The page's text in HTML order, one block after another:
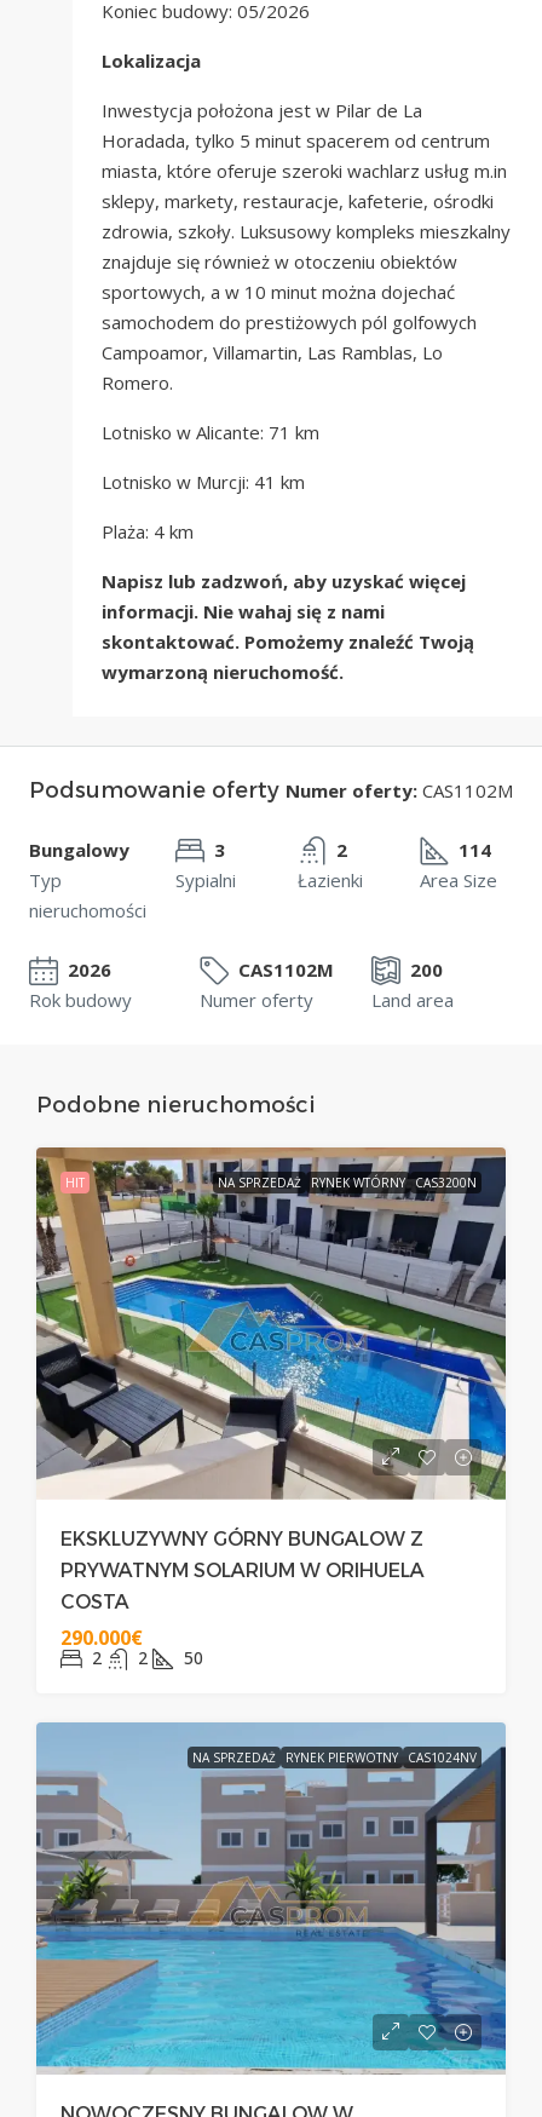
Koniec budowy: 05/2026
Lokalizacja
Inwestycja położona jest w Pilar de La
Horadada, tylko 5 minut spacerem od centrum
miasta, które oferuje szeroki wachlarz usług m.in
sklepy, markety, restauracje, kafeterie, ośrodki
zdrowia, szkoły. Luksusowy kompleks mieszkalny
znajduje się również w otoczeniu obiektów
sportowych, a w 10 minut można dojechać
samochodem do prestiżowych pól golfowych
Campoamor, Villamartin, Las Ramblas, Lo
Romero.
Lotnisko w Alicante: 71 km
Lotnisko w Murcji: 41 km
Plaża: 4 km
Napisz lub zadzwoń, aby uzyskać więcej
informacji. Nie wahaj się z nami
skontaktować. Pomożemy znaleźć Twoją
wymarzoną nieruchomość.
Podsumowanie oferty Numer oferty: CAS1102M
Bungalowy
Typ
nieruchomości
3
Sypialni
2
Łazienki
114
Area Size
2026
Rok budowy
CAS1102M
Numer oferty
200
Land area
Podobne nieruchomości
HIT NA SPRZEDAŻ RYNEK WTÓRNY CAS3200N
EKSKLUZYWNY GÓRNY BUNGALOW Z
PRYWATNYM SOLARIUM W ORIHUELA
COSTA
290.000€
2 2 50
NA SPRZEDAŻ RYNEK PIERWOTNY CAS1024NV